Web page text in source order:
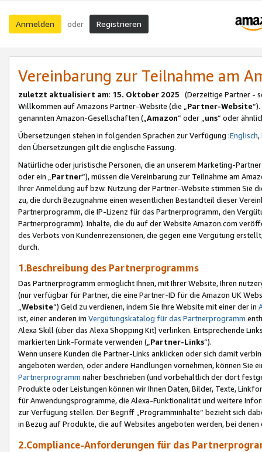
Anmelden oder Registrieren
Vereinbarung zur Teilnahme am
zuletzt aktualisiert am: 15. Oktober 2025 (Derzeitige Partner -
Willkommen auf Amazons Partner-Website (die „Partner-Website
genannten Amazon-Gesellschaften („Amazon“ oder „uns“ oder
Übersetzungen stehen in folgenden Sprachen zur Verfügung :Englisch,
den Übersetzungen gilt die englische Fassung.
Natürliche oder juristische Personen, die an unserem Marketing-
oder ein „Partner“), müssen die Vereinbarung zur Teilnahme am
Ihrer Anmeldung auf bzw. Nutzung der Partner-Website stimmen Sie
zu, die durch Bezugnahme einen wesentlichen Bestandteil dieser
Partnerprogramm, die IP-Lizenz für das Partnerprogramm, den
Partnerprogramm). Inhalte, die du auf der Website Amazon.com
des Verbots von Kundenrezensionen, die gegen eine Vergütung
durch.
1.Beschreibung des Partnerprogramms
Das Partnerprogramm ermöglicht Ihnen, mit Ihrer Website, Ihren
(nur verfügbar für Partner, die eine Partner-ID für die Amazon UK
Website“) Geld zu verdienen, indem Sie Ihre Website mit einer der in
ist, einer anderen im Vergütungskatalog für das Partnerprogramm
Alexa Skill (über das Alexa Shopping Kit) verlinken. Entsprechende
markierten Link-Formate verwenden („ Partner-Links“).
Wenn unsere Kunden die Partner-Links anklicken oder sich damit
angeboten werden, oder andere Handlungen vornehmen, können Sie
Partnerprogramm näher beschrieben (und vorbehaltlich der dort
Produkte oder Leistungen können wir Ihnen Daten, Bilder, Texte,
für Anwendungsprogramme, die Alexa-Funktionalität und weitere
zur Verfügung stellen. Der Begriff „Programminhalte“ bezieht sich
in Bezug auf Produkte, die auf Websites angeboten werden, bei
2.Compliance-Anforderungen für das